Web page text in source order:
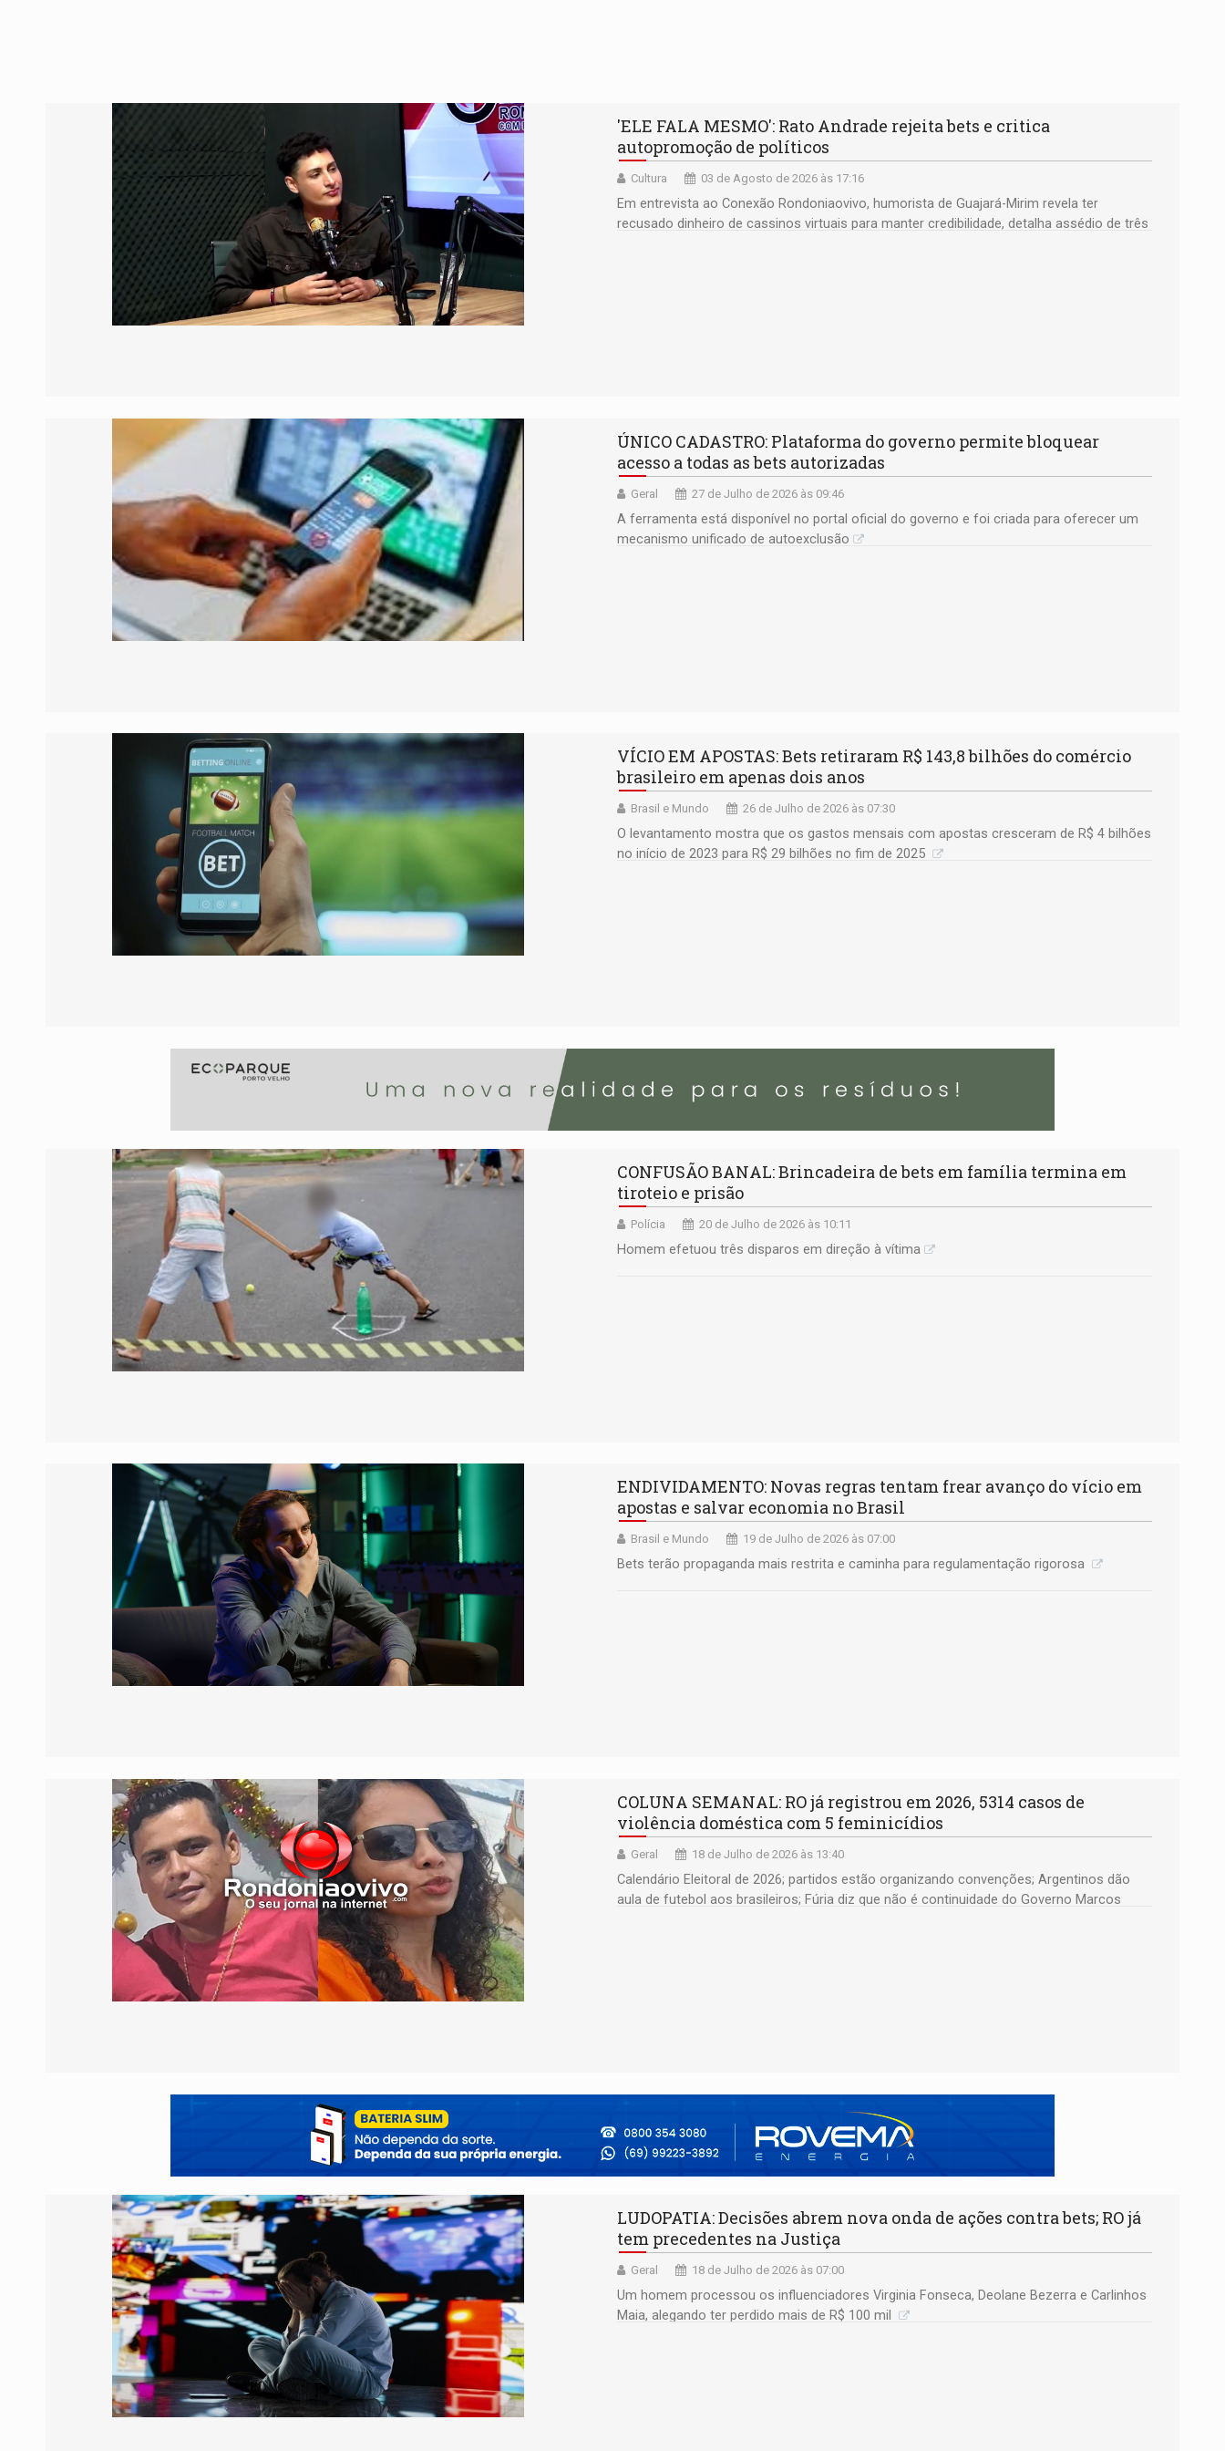
'ELE FALA MESMO': Rato Andrade rejeita bets e critica
autopromoção de políticos
Cultura 03 de Agosto de 2026 às 17:16
Em entrevista ao Conexão Rondoniaovivo, humorista de Guajará-Mirim revela ter
recusado dinheiro de cassinos virtuais para manter credibilidade, detalha assédio de três
ÚNICO CADASTRO: Plataforma do governo permite bloquear
acesso a todas as bets autorizadas
Geral 27 de Julho de 2026 às 09:46
A ferramenta está disponível no portal oficial do governo e foi criada para oferecer um
mecanismo unificado de autoexclusão
VÍCIO EM APOSTAS: Bets retiraram R$ 143,8 bilhões do comércio
brasileiro em apenas dois anos
Brasil e Mundo 26 de Julho de 2026 às 07:30
O levantamento mostra que os gastos mensais com apostas cresceram de R$ 4 bilhões
no início de 2023 para R$ 29 bilhões no fim de 2025
CONFUSÃO BANAL: Brincadeira de bets em família termina em
tiroteio e prisão
Polícia 20 de Julho de 2026 às 10:11
Homem efetuou três disparos em direção à vítima
ENDIVIDAMENTO: Novas regras tentam frear avanço do vício em
apostas e salvar economia no Brasil
Brasil e Mundo 19 de Julho de 2026 às 07:00
Bets terão propaganda mais restrita e caminha para regulamentação rigorosa
COLUNA SEMANAL: RO já registrou em 2026, 5314 casos de
violência doméstica com 5 feminicídios
Geral 18 de Julho de 2026 às 13:40
Calendário Eleitoral de 2026; partidos estão organizando convenções; Argentinos dão
aula de futebol aos brasileiros; Fúria diz que não é continuidade do Governo Marcos
LUDOPATIA: Decisões abrem nova onda de ações contra bets; RO já
tem precedentes na Justiça
Geral 18 de Julho de 2026 às 07:00
Um homem processou os influenciadores Virginia Fonseca, Deolane Bezerra e Carlinhos
Maia, alegando ter perdido mais de R$ 100 mil